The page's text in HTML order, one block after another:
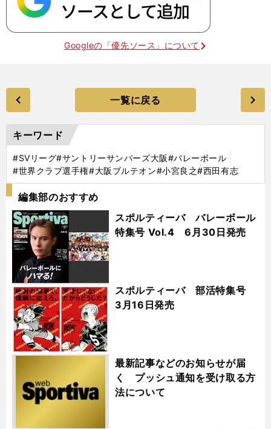
Googleの「優先ソース」について
一覧に戻る
キーワード
#SVリーグ#サントリーサンバーズ大阪#バレーボール
#世界クラブ選手権#大阪ブルテオン#小宮良之#西田有志
編集部のおすすめ
スポルティーバ バレーボール
特集号 Vol.4 6月30日発売
スポルティーバ 部活特集号
3月16日発売
最新記事などのお知らせが届
く プッシュ通知を受け取る方
法について